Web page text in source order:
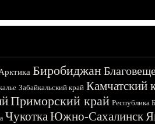
Биробиджан
Забайкальский край Камчатский
Приморский край Республика
ЧукоткаЮжно-Сахалинск